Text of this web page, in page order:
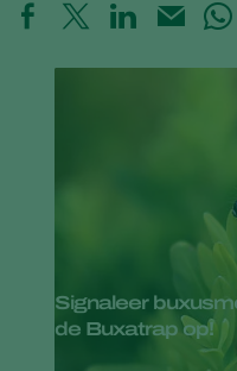
Signaleer
de Buxatrap op!